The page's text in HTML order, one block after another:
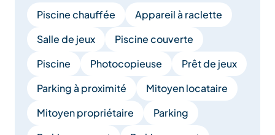
Piscine chauffée
Appareil à raclette
Salle de jeux
Piscine couverte
Piscine
Photocopieuse
Prêt de jeux
Parking à proximité
Mitoyen locataire
Mitoyen propriétaire
Parking